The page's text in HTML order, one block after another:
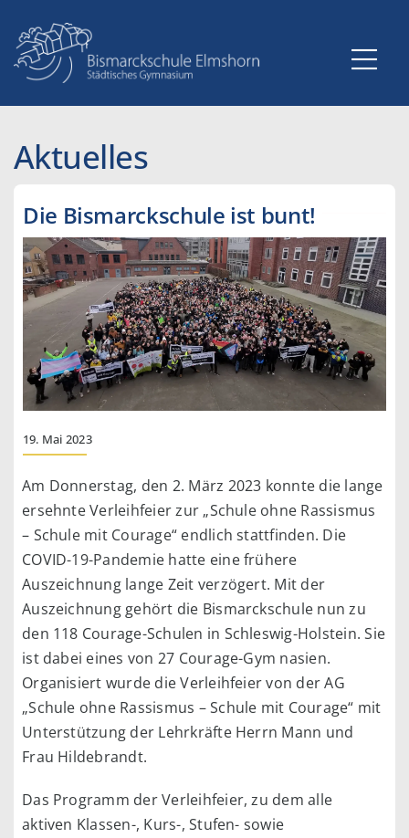
Inhalt
springen
Aktuelles
Die Bismarckschule ist bunt!
19. Mai 2023
Am Donnerstag, den 2. März 2023 konnte die lange
ersehnte Verleihfeier zur „Schule ohne Rassismus
– Schule mit Courage“ endlich stattfinden. Die
COVID-19-Pandemie hatte eine frühere
Auszeichnung lange Zeit verzögert. Mit der
Auszeichnung gehört die Bismarckschule nun zu
den 118 Courage-Schulen in Schleswig-Holstein. Sie
ist dabei eines von 27 Courage-Gym nasien.
Organisiert wurde die Verleihfeier von der AG
„Schule ohne Rassismus – Schule mit Courage“ mit
Unterstützung der Lehrkräfte Herrn Mann und
Frau Hildebrandt.
Das Programm der Verleihfeier, zu dem alle
aktiven Klassen-, Kurs-, Stufen- sowie